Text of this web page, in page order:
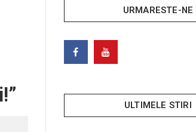
URMARESTE-NE
ULTIMELE STIRI